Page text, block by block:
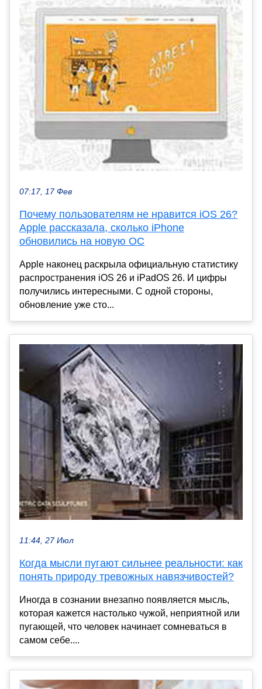
07:17, 17 Фев
Почему пользователям не нравится iOS 26?
Apple рассказала, сколько iPhone
обновились на новую ОС
Apple наконец раскрыла официальную статистику
распространения iOS 26 и iPadOS 26. И цифры
получились интересными. С одной стороны,
обновление уже сто...
11:44, 27 Июл
Когда мысли пугают сильнее реальности: как
понять природу тревожных навязчивостей?
Иногда в сознании внезапно появляется мысль,
которая кажется настолько чужой, неприятной или
пугающей, что человек начинает сомневаться в
самом себе....